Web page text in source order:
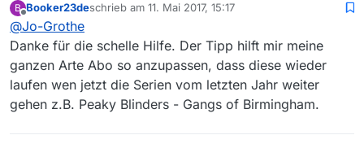
verbessert, umgebaut wird, bietet sich als
Zwischenlösung in den Abos auch die Verwendung
regulärer Ausdrücke an. In Deinem Fall z.B. unter
Thema/Titel:
#:^Die Toten von Turin.*
Dabei bedeutet:
#: Einleitung für einen regulären Ausdruck
^ Zeilenanfang
Die Toten von Turin <- Dein Suchtext
.* Beliebiges Zeichen “.” 0- oder mehrfach “*
B
Offline
Booker23deschrieb am 11. Mai 2017, 15:17
zuletzt editiert von
@Jo-Grothe
Danke für die schelle Hilfe. Der Tipp hilft mir meine
ganzen Arte Abo so anzupassen, dass diese wieder
laufen wen jetzt die Serien vom letzten Jahr weiter
gehen z.B. Peaky Blinders - Gangs of Birmingham.